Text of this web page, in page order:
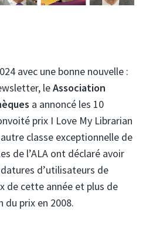
avec une bonne nouvelle :
leAssociation
a annoncé les 10
prix I Love My Librarian
classe exceptionnelle de
de l’ALA ont déclaré avoir
d’utilisateurs de
de cette année et plus de
du prix en 2008.